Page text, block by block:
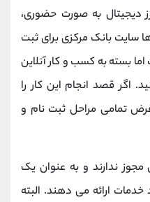
دیجیتال به صورت حضوری،
سایت بانک مرکزی برای ثبت
بسته به کسب و کار آنلاین
اگر قصد انجام این کار را
تمامی مراحل ثبت نام و
ندارند و به عنوان یک
خدمات ارائه می دهند. البته